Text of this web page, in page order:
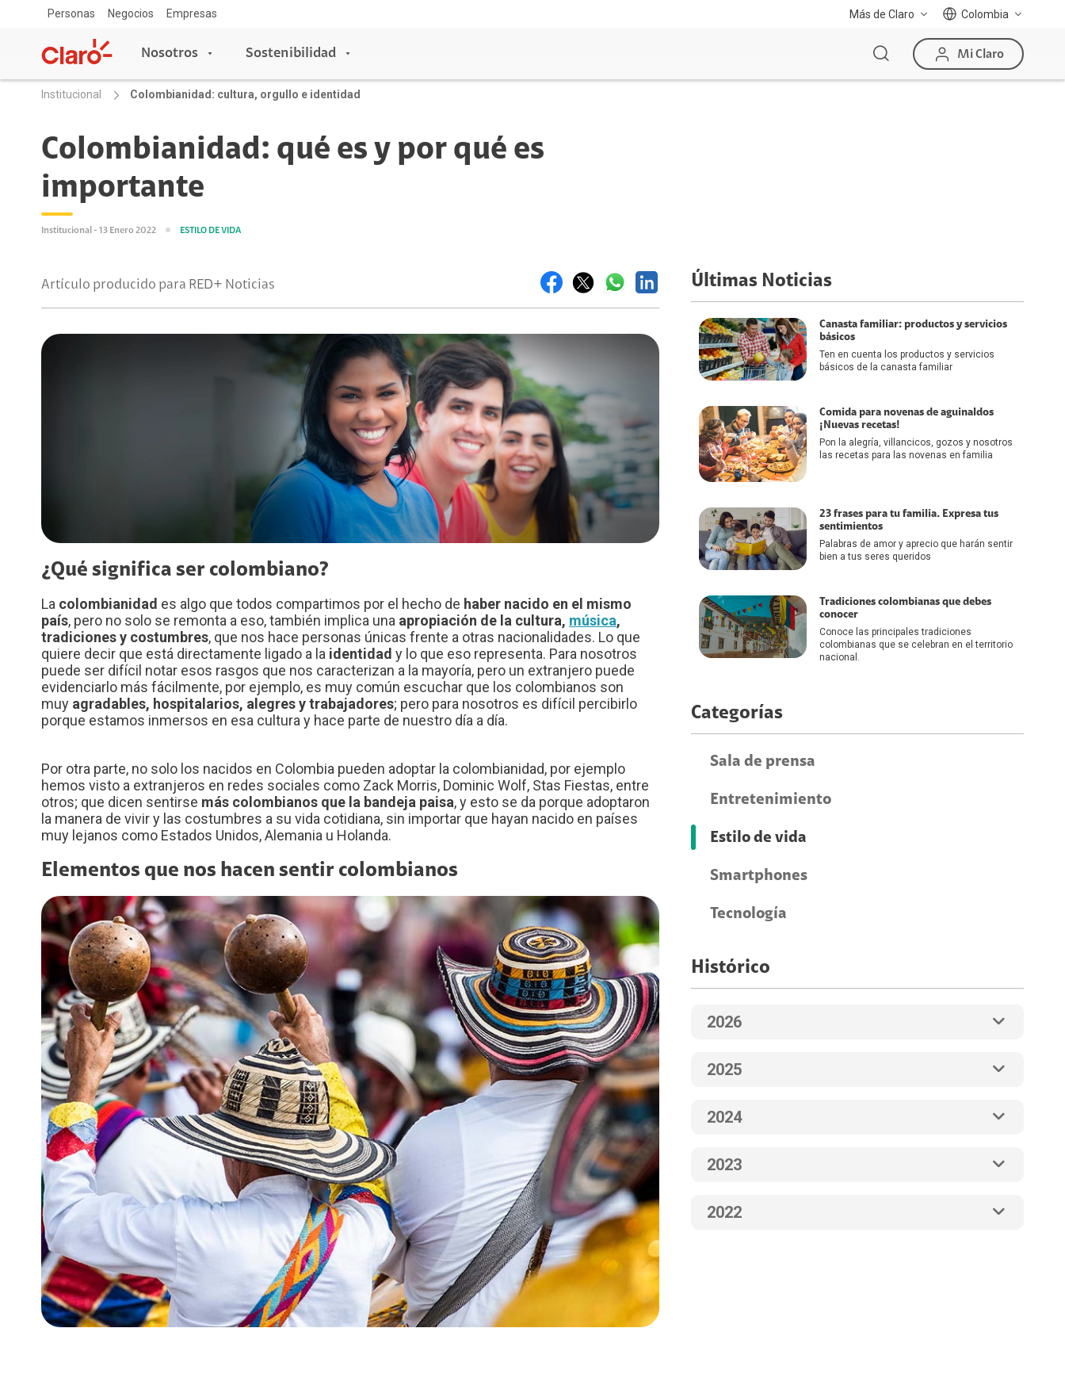
Personas Negocios Empresas Más de Claro Colombia
Nosotros
Sala de prensa
Blog Claro
5G
Código de Ética América Móvil
Sostenibilidad
Acceso y Educación
Copa Claro
Escuelas conectadas
Travesía por Colombia
Diversidad, Equidad e Inclusión
Mi Claro
Institucional Colombianidad: cultura, orgullo e identidad
Colombianidad: qué es y por qué es
importante
Institucional - 13 Enero 2022 ESTILO DE VIDA
Artículo producido para RED+ Noticias
¿Qué significa ser colombiano?
La colombianidad es algo que todos compartimos por el hecho de haber nacido en el mismo
país, pero no solo se remonta a eso, también implica una apropiación de la cultura, música,
tradiciones y costumbres, que nos hace personas únicas frente a otras nacionalidades. Lo que
quiere decir que está directamente ligado a la identidad y lo que eso representa. Para nosotros
puede ser difícil notar esos rasgos que nos caracterizan a la mayoría, pero un extranjero puede
evidenciarlo más fácilmente, por ejemplo, es muy común escuchar que los colombianos son
muy agradables, hospitalarios, alegres y trabajadores; pero para nosotros es difícil percibirlo
porque estamos inmersos en esa cultura y hace parte de nuestro día a día.
Por otra parte, no solo los nacidos en Colombia pueden adoptar la colombianidad, por ejemplo
hemos visto a extranjeros en redes sociales como Zack Morris, Dominic Wolf, Stas Fiestas, entre
otros; que dicen sentirse más colombianos que la bandeja paisa, y esto se da porque adoptaron
la manera de vivir y las costumbres a su vida cotidiana, sin importar que hayan nacido en países
muy lejanos como Estados Unidos, Alemania u Holanda.
Elementos que nos hacen sentir colombianos
Últimas Noticias
Canasta familiar: productos y servicios
básicos
Ten en cuenta los productos y servicios
básicos de la canasta familiar
Comida para novenas de aguinaldos
¡Nuevas recetas!
Pon la alegría, villancicos, gozos y nosotros
las recetas para las novenas en familia
23 frases para tu familia. Expresa tus
sentimientos
Palabras de amor y aprecio que harán sentir
bien a tus seres queridos
Tradiciones colombianas que debes
conocer
Conoce las principales tradiciones
colombianas que se celebran en el territorio
nacional.
Categorías
Sala de prensa
Entretenimiento
Estilo de vida
Smartphones
Tecnología
Histórico
2026
2025
2024
2023
2022